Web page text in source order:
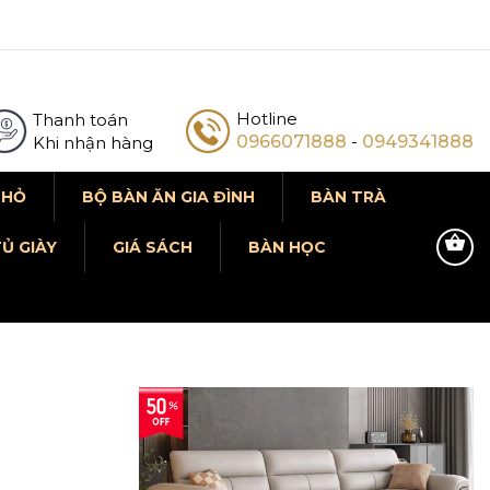
Thanh toán
Khi nhận hàng
Hotline
0966071888 - 0949341888
BỘ BÀN ĂN GIA ĐÌNH BÀN TRÀ
GIÀY GIÁ SÁCH BÀN HỌC